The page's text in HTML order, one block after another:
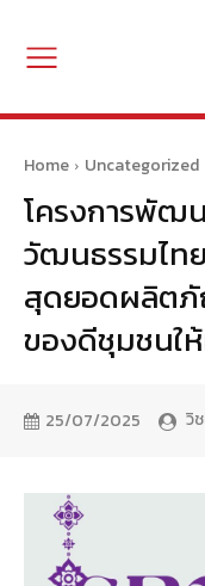
Home Uncategorized
โครงการพั
วัฒนธรรมไทย
สุดยอดผลิตภั
ของดีชุมชนใ
25/07/2025 วิ